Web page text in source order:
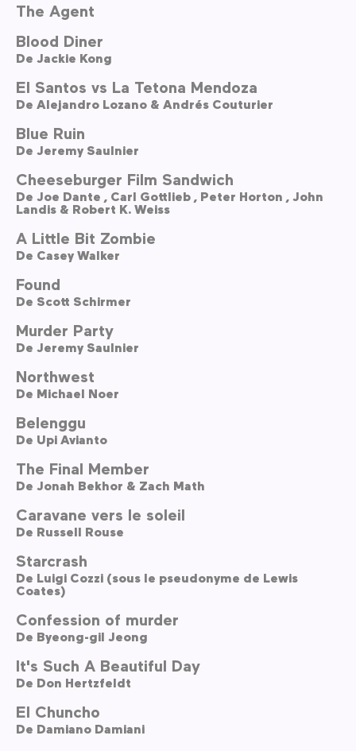
The Agent
Blood Diner
De Jackie Kong
El Santos vs La Tetona Mendoza
De Alejandro Lozano & Andrés Couturier
Blue Ruin
De Jeremy Saulnier
Cheeseburger Film Sandwich
De Joe Dante , Carl Gottlieb , Peter Horton , John
Landis & Robert K. Weiss
A Little Bit Zombie
De Casey Walker
Found
De Scott Schirmer
Murder Party
De Jeremy Saulnier
Northwest
De Michael Noer
Belenggu
De Upi Avianto
The Final Member
De Jonah Bekhor & Zach Math
Caravane vers le soleil
De Russell Rouse
Starcrash
De Luigi Cozzi (sous le pseudonyme de Lewis
Coates)
Confession of murder
De Byeong-gil Jeong
It's Such A Beautiful Day
De Don Hertzfeldt
El Chuncho
De Damiano Damiani